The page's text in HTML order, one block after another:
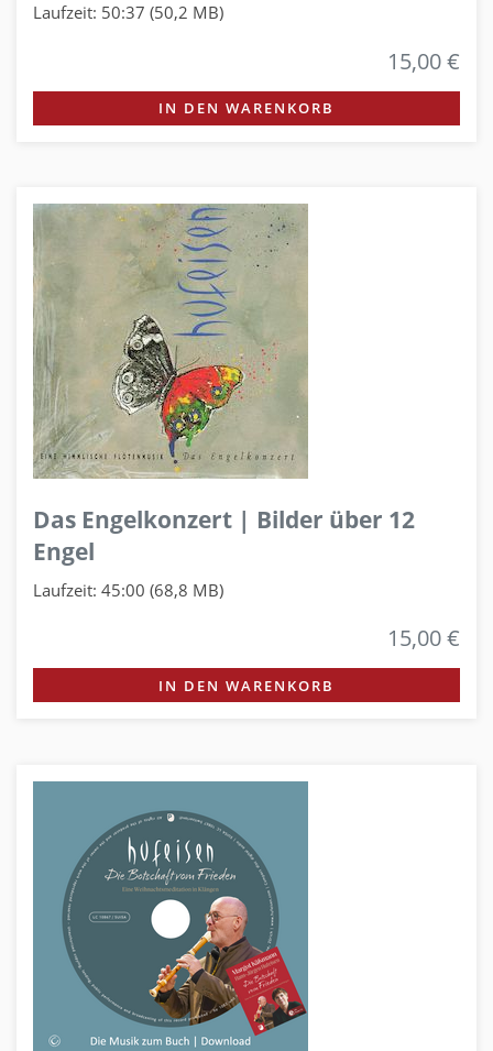
Laufzeit: 50:37 (50,2 MB)
15,00 €
IN DEN WARENKORB
Das Engelkonzert | Bilder über 12
Engel
Laufzeit: 45:00 (68,8 MB)
15,00 €
IN DEN WARENKORB